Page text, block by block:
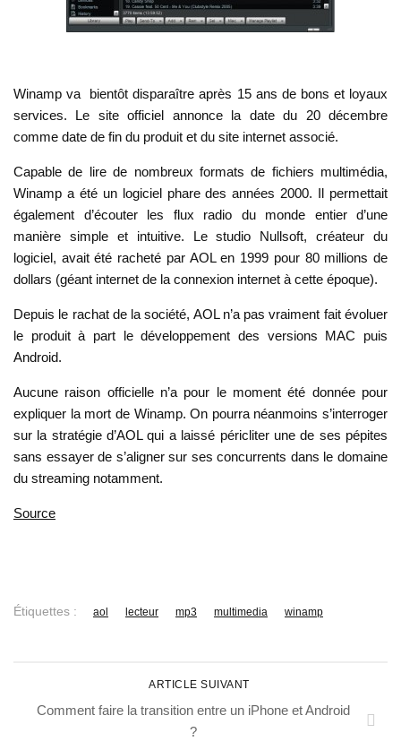
Winamp va bientôt disparaître après 15 ans de bons et loyaux
services. Le site officiel annonce la date du 20 décembre
comme date de fin du produit et du site internet associé.
Capable de lire de nombreux formats de fichiers multimédia,
Winamp a été un logiciel phare des années 2000. Il permettait
également d’écouter les flux radio du monde entier d’une
manière simple et intuitive. Le studio Nullsoft, créateur du
logiciel, avait été racheté par AOL en 1999 pour 80 millions de
dollars (géant internet de la connexion internet à cette époque).
Depuis le rachat de la société, AOL n’a pas vraiment fait évoluer
le produit à part le développement des versions MAC puis
Android.
Aucune raison officielle n’a pour le moment été donnée pour
expliquer la mort de Winamp. On pourra néanmoins s’interroger
sur la stratégie d’AOL qui a laissé péricliter une de ses pépites
sans essayer de s’aligner sur ses concurrents dans le domaine
du streaming notamment.
Source
Étiquettes : aol lecteur mp3 multimedia winamp
ARTICLE SUIVANT
Comment faire la transition entre un iPhone et Android
?